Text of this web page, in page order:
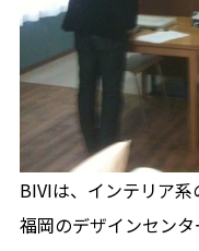
BIVIは、インテリア系
福岡のデザインセンタ